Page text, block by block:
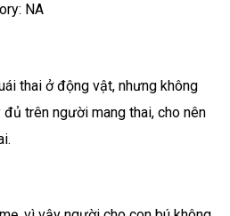
NA
thai ở động vật, nhưng không
trên người mang thai, cho nên